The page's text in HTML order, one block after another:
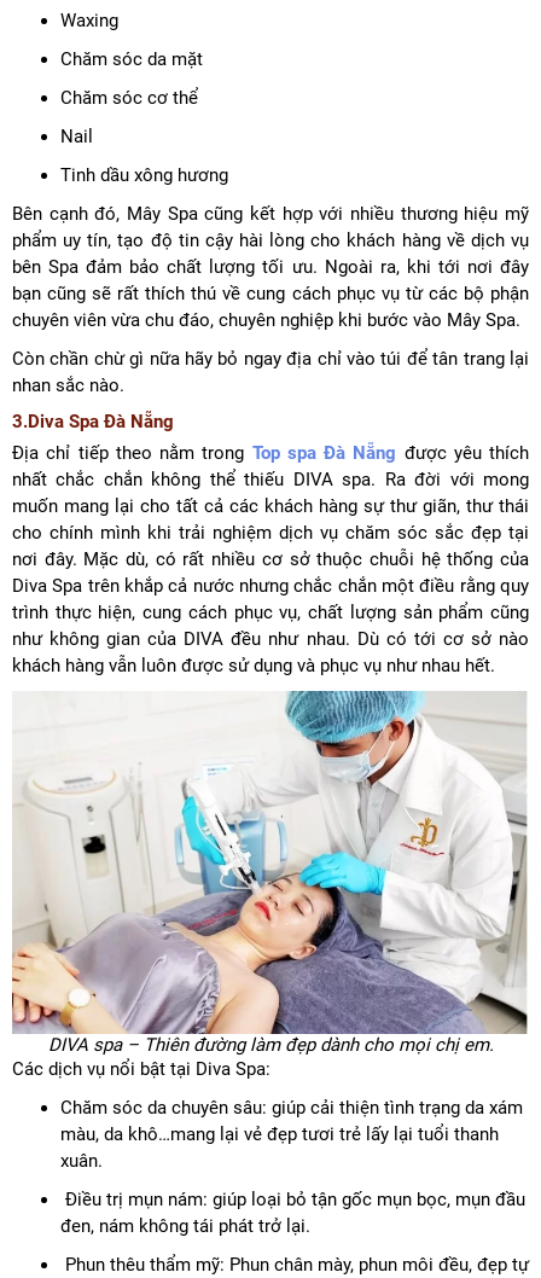
Waxing
Chăm sóc da mặt
Chăm sóc cơ thể
Nail
Tinh dầu xông hương
Bên cạnh đó, Mây Spa cũng kết hợp với nhiều thương hiệu mỹ
phẩm uy tín, tạo độ tin cậy hài lòng cho khách hàng về dịch vụ
bên Spa đảm bảo chất lượng tối ưu. Ngoài ra, khi tới nơi đây
bạn cũng sẽ rất thích thú về cung cách phục vụ từ các bộ phận
chuyên viên vừa chu đáo, chuyên nghiệp khi bước vào Mây Spa.
Còn chần chừ gì nữa hãy bỏ ngay địa chỉ vào túi để tân trang lại
nhan sắc nào.
3.Diva Spa Đà Nẵng
Địa chỉ tiếp theo nằm trong Top spa Đà Nẵng được yêu thích
nhất chắc chắn không thể thiếu DIVA spa. Ra đời với mong
muốn mang lại cho tất cả các khách hàng sự thư giãn, thư thái
cho chính mình khi trải nghiệm dịch vụ chăm sóc sắc đẹp tại
nơi đây. Mặc dù, có rất nhiều cơ sở thuộc chuỗi hệ thống của
Diva Spa trên khắp cả nước nhưng chắc chắn một điều rằng quy
trình thực hiện, cung cách phục vụ, chất lượng sản phẩm cũng
như không gian của DIVA đều như nhau. Dù có tới cơ sở nào
khách hàng vẫn luôn được sử dụng và phục vụ như nhau hết.
DIVA spa – Thiên đường làm đẹp dành cho mọi chị em.
Các dịch vụ nổi bật tại Diva Spa:
Chăm sóc da chuyên sâu: giúp cải thiện tình trạng da xám
màu, da khô…mang lại vẻ đẹp tươi trẻ lấy lại tuổi thanh
xuân.
Điều trị mụn nám: giúp loại bỏ tận gốc mụn bọc, mụn đầu
đen, nám không tái phát trở lại.
Phun thêu thẩm mỹ: Phun chân mày, phun môi đều, đẹp tự